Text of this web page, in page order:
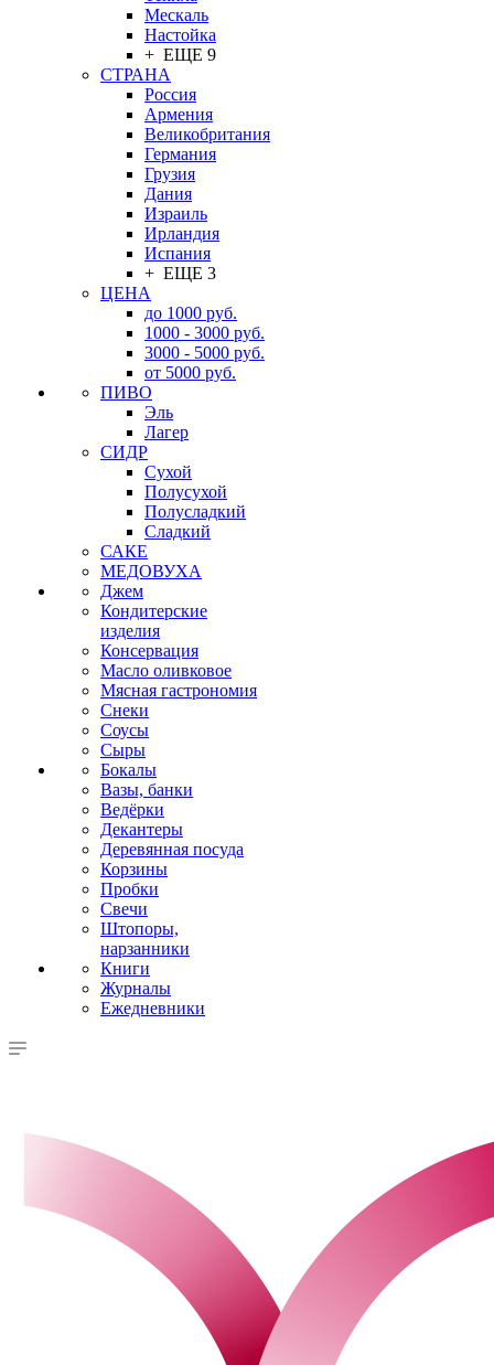
Мескаль
Настойка
+ ЕЩЕ 9
СТРАНА
Россия
Армения
Великобритания
Германия
Грузия
Дания
Израиль
Ирландия
Испания
+ ЕЩЕ 3
ЦЕНА
до 1000 руб.
1000 - 3000 руб.
3000 - 5000 руб.
от 5000 руб.
ПИВО
Эль
Лагер
СИДР
Сухой
Полусухой
Полусладкий
Сладкий
САКЕ
МЕДОВУХА
Джем
Кондитерские
изделия
Консервация
Масло оливковое
Мясная гастрономия
Снеки
Соусы
Сыры
Бокалы
Вазы, банки
Ведёрки
Декантеры
Деревянная посуда
Корзины
Пробки
Свечи
Штопоры,
нарзанники
Книги
Журналы
Ежедневники